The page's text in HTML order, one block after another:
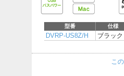
型番 仕様
DVRP-US8Z/H ブラッ
こ